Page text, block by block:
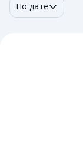
По дате